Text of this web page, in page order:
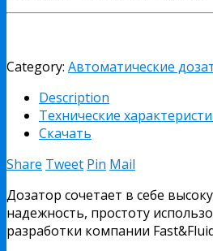
Category: Автоматические
Description
Технические
Скачать
Share Tweet Pin Mail
Дозатор сочетает в себе
надежность, простоту
разработки компании